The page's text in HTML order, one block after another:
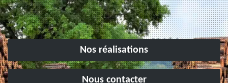
Nos réalisations
Nous contacter